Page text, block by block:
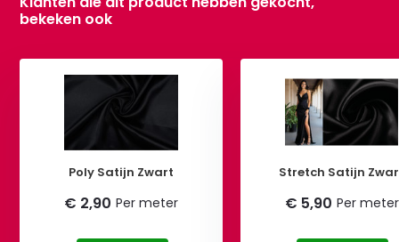
bekeken ook
Poly Satijn Zwart
€ 2,90 Per meter
Stretch Satijn
€ 5,90 Per meter